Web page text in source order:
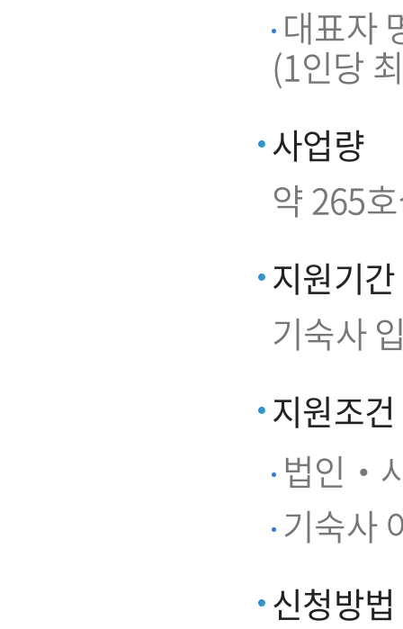
대표자
(1인당
사업량
약 265
지원기간
기숙사
지원조건
법인‧
기숙사
신청방법